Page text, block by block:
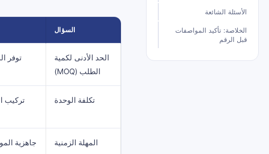
الأسئلة الشائعة
الخلاصة: تأكيد المواصفات
قبل الرقم
السؤال
الحد الأدنى لكمية
الطلب (MOQ)
توفر
تكلفة الوحدة
تركيب
المهلة الزمنية
جاهزية